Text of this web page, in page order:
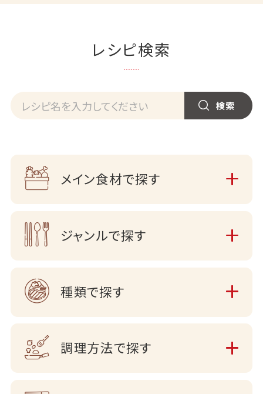
レシピ検索
メイン食材で探す
ジャンルで探す
種類で探す
調理方法で探す